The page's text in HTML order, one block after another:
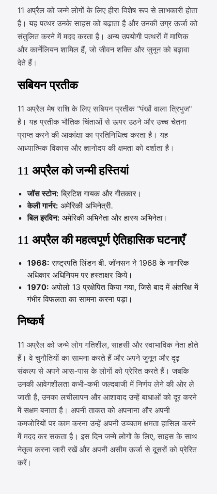
11 अप्रैल को जन्मे लोगों के लिए हीरा विशेष रूप से लाभकारी होता
है। यह पत्थर उनके साहस को बढ़ाता है और उनकी उग्र ऊर्जा को
संतुलित करने में मदद करता है। अन्य उपयोगी पत्थरों में माणिक
और कार्नेलियन शामिल हैं, जो जीवन शक्ति और जुनून को बढ़ावा
देते हैं।
सबियन प्रतीक
11 अप्रैल मेष राशि के लिए सबियन प्रतीक "पंखों वाला त्रिभुज"
है। यह प्रतीक भौतिक चिंताओं से ऊपर उठने और उच्च चेतना
प्राप्त करने की आकांक्षा का प्रतिनिधित्व करता है। यह
आध्यात्मिक विकास और ज्ञानोदय की क्षमता को दर्शाता है।
11 अप्रैल को जन्मी हस्तियां
जॉस स्टोन: ब्रिटिश गायक और गीतकार।
केली गार्नर: अमेरिकी अभिनेत्री.
बिल इरविन: अमेरिकी अभिनेता और हास्य अभिनेता।
11 अप्रैल की महत्वपूर्ण ऐतिहासिक घटनाएँ
1968: राष्ट्रपति लिंडन बी. जॉनसन ने 1968 के नागरिक
अधिकार अधिनियम पर हस्ताक्षर किये।
1970: अपोलो 13 प्रक्षेपित किया गया, जिसे बाद में अंतरिक्ष में
गंभीर विफलता का सामना करना पड़ा।
निष्कर्ष
11 अप्रैल को जन्मे लोग गतिशील, साहसी और स्वाभाविक नेता होते
हैं। वे चुनौतियों का सामना करते हैं और अपने जुनून और दृढ़
संकल्प से अपने आस-पास के लोगों को प्रेरित करते हैं। जबकि
उनकी आवेगशीलता कभी-कभी जल्दबाजी में निर्णय लेने की ओर ले
जाती है, उनका लचीलापन और आशावाद उन्हें बाधाओं को दूर करने
में सक्षम बनाता है। अपनी ताकत को अपनाना और अपनी
कमजोरियों पर काम करना उन्हें अपनी उच्चतम क्षमता हासिल करने
में मदद कर सकता है। इस दिन जन्मे लोगों के लिए, साहस के साथ
नेतृत्व करना जारी रखें और अपनी असीम ऊर्जा से दूसरों को प्रेरित
करें।